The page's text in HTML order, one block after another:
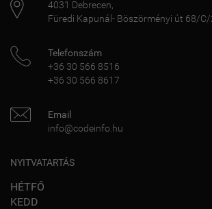
4031 Debrecen
Füredi Kapunál- Böszörményi út 68/C/
Telefonszám
+36 30 566 8516
+36 30 566 8617
Email
info@codeinfo.hu
NYITVATARTÁS
HÉTFŐ
KEDD